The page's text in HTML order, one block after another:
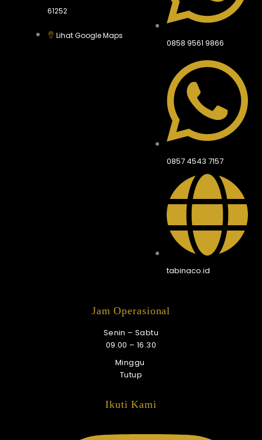
61252
Lihat Google Maps
0858 9561 9866
0857 4543 7157
tabinaco.id
Jam Operasional
Senin – Sabtu
09.00 – 16.30
Minggu
Tutup
Ikuti Kami